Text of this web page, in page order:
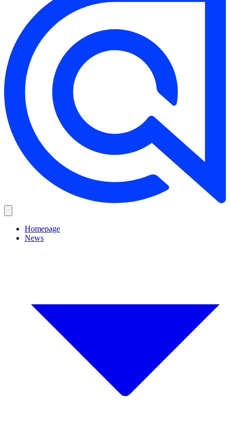
Homepage
News